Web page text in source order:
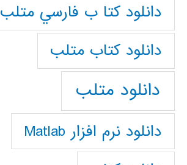
دانلود كتا ب فارسي متلب
دانلود كتاب متلب
دانلود متلب
دانلود نرم افزار Matlab